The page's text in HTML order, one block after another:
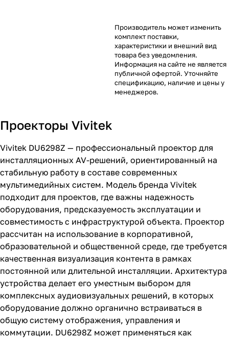
Производитель может изменить
комплект поставки,
характеристики и внешний вид
товара без уведомления.
Информация на сайте не является
публичной офертой. Уточняйте
спецификацию, наличие и цены у
менеджеров.
Проекторы Vivitek
Vivitek DU6298Z — профессиональный проектор для
инсталляционных AV-решений, ориентированный на
стабильную работу в составе современных
мультимедийных систем. Модель бренда Vivitek
подходит для проектов, где важны надежность
оборудования, предсказуемость эксплуатации и
совместимость с инфраструктурой объекта. Проектор
рассчитан на использование в корпоративной,
образовательной и общественной среде, где требуется
качественная визуализация контента в рамках
постоянной или длительной инсталляции. Архитектура
устройства делает его уместным выбором для
комплексных аудиовизуальных решений, в которых
оборудование должно органично встраиваться в
общую систему отображения, управления и
коммутации. DU6298Z может применяться как